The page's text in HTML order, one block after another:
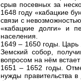
срыв посевных за
1648 году «кабацкие
связи с
«кабацкие долги» и
населения.
1649 – 1650 годы. Царь
Земский собор,
вопросом на нём
1651 – 1652 годы.
нужды правительства